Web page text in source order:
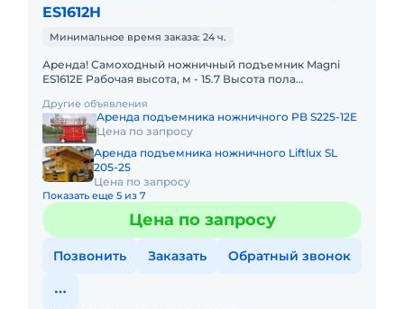
ES1612H
Минимальное время заказа: 24 ч.
Аренда! Самоходный ножничный подъемник Magni
ES1612E Рабочая высота, м - 15.7 Высота пола
кг - 200 Вес по
Другие объявления
Аренда подъемника ножничного PB S225-12E
Цена по запросу
Аренда подъемника ножничного Liftlux SL
205-25
Цена по запросу
Показать еще 5 из 7
Цена по запросу
Позвонить Заказать Обратный звонок